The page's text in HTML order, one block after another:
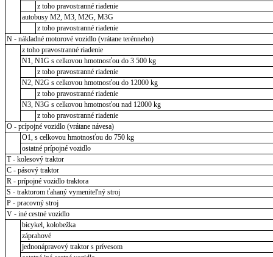
z toho pravostranné riadenie
autobusy M2, M3, M2G, M3G
z toho pravostranné riadenie
N - nákladné motorové vozidlo (vrátane terénneho)
z toho pravostranné riadenie
N1, N1G s celkovou hmotnosťou do 3 500 kg
z toho pravostranné riadenie
N2, N2G s celkovou hmotnosťou do 12000 kg
z toho pravostranné riadenie
N3, N3G s celkovou hmotnosťou nad 12000 kg
z toho pravostranné riadenie
O - prípojné vozidlo (vrátane návesa)
O1, s celkovou hmotnosťou do 750 kg
ostatné prípojné vozidlo
T - kolesový traktor
C - pásový traktor
R - prípojné vozidlo traktora
S - traktorom ťahaný vymeniteľný stroj
P - pracovný stroj
V - iné cestné vozidlo
bicykel, kolobežka
záprahové
jednonápravový traktor s prívesom